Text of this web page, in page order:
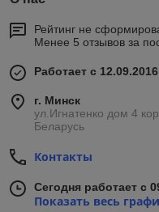
Рейтинг не
Менее 5 отзывов за
Работает с 12.09.2016
г. Минск
ул.Игнатенко дом 4
Беларусь
Контакты
Сегодня работает с
Показать весь